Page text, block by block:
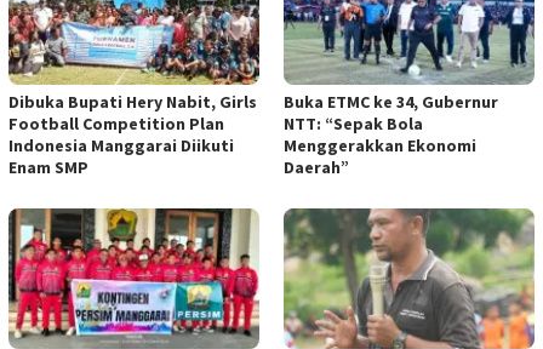
Dibuka Bupati Hery Nabit, Girls
Football Competition Plan
Indonesia Manggarai Diikuti
Enam SMP
Buka ETMC ke 34, Gubernur
NTT: “Sepak Bola
Menggerakkan Ekonomi
Daerah”